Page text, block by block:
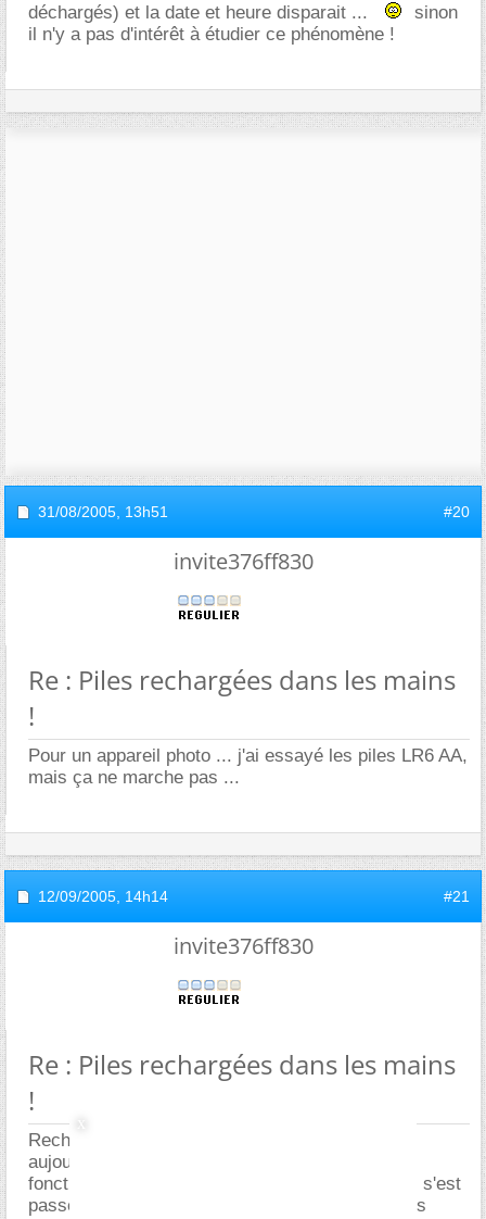
déchargés) et la date et heure disparait ...
sinon
il n'y a pas d'intérêt à étudier ce phénomène !
31/08/2005, 13h51 #20
invite376ff830
Re : Piles rechargées dans les mains
!
Pour un appareil photo ... j'ai essayé les piles LR6 AA,
mais ça ne marche pas ...
12/09/2005, 14h14 #21
invite376ff830
Re : Piles rechargées dans les mains
!
Rechargées une 2è fois dans mes mains, et
aujourd'hui j'ai déjà utilisé plus de 30 fois : ça
fonctionne encore ! Je ne comprends pas ce qui s'est
passé. Normalement jusqu'à une centaine de fois